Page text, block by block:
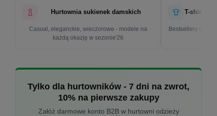
Hurtownia sukienek damskich
Casual, eleganckie, wieczorowe - modele na
każdą okazję w sezonie'26
T-shirty
Bestsellery w
Tylko dla hurtowników - 7 dni na zwrot,
10% na pierwsze zakupy
Załóż darmowe konto B2B w hurtowni odzieży